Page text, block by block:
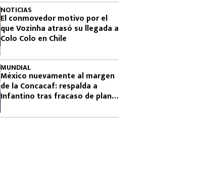
NOTICIAS
El conmovedor motivo por el
que Vozinha atrasó su llegada a
Colo Colo en Chile
MUNDIAL
México nuevamente al margen
de la Concacaf: respalda a
Infantino tras fracaso de plan